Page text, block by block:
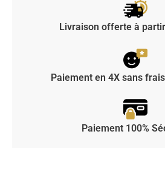
Livraison offerte à
Paiement en 4X sans
Paiement 100%